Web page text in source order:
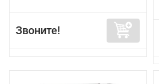
Звоните!